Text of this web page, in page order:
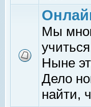
Мы
Ныне
Дело
найти,